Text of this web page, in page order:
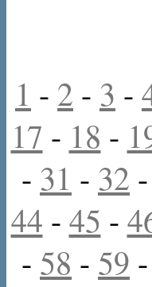
1 - 2 - 3 -
17 - 18 -
- 31 - 32 -
44 - 45 -
- 58 - 59 -